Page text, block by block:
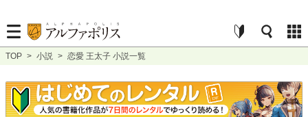
TOP > 小説 > 恋愛 王太子 小説一覧